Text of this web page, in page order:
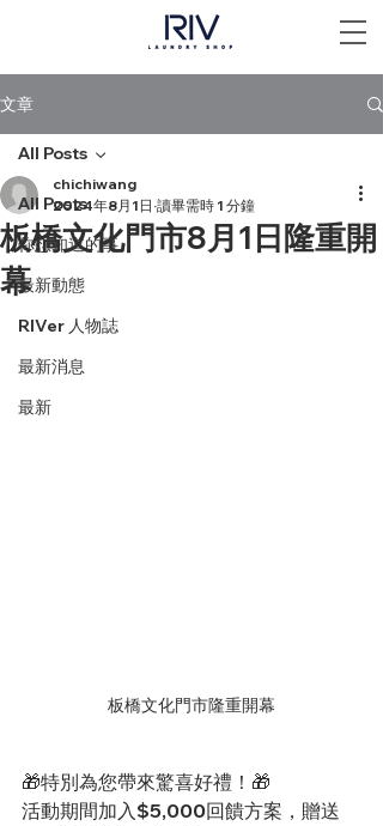
文章
All Posts
你想知道的事
最新動態
RIVer 人物誌
最新消息
最新
All Posts
板橋文化門市8月1日隆重開
幕
chichiwang
2024年8月1日 讀畢需時 1 分鐘
板橋文化門市隆重開幕
🎁特別為您帶來驚喜好禮！🎁
活動期間加入$5,000回饋方案，贈送